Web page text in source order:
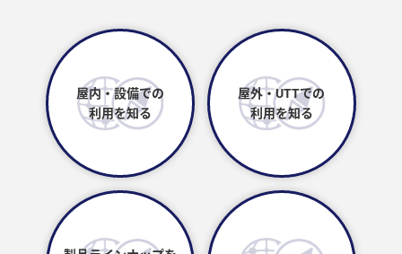
屋内・設備での
利用を知る
屋外・UTTでの
利用を知る